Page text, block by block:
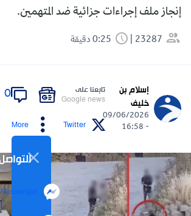
إنجاز ملف إجراءات جزائية ضد المتهمين.
23287
إسلام بن
خليف
09/06/2026
- 16:58
تابعنا على
Google news
0
Twitter
More
Messenger